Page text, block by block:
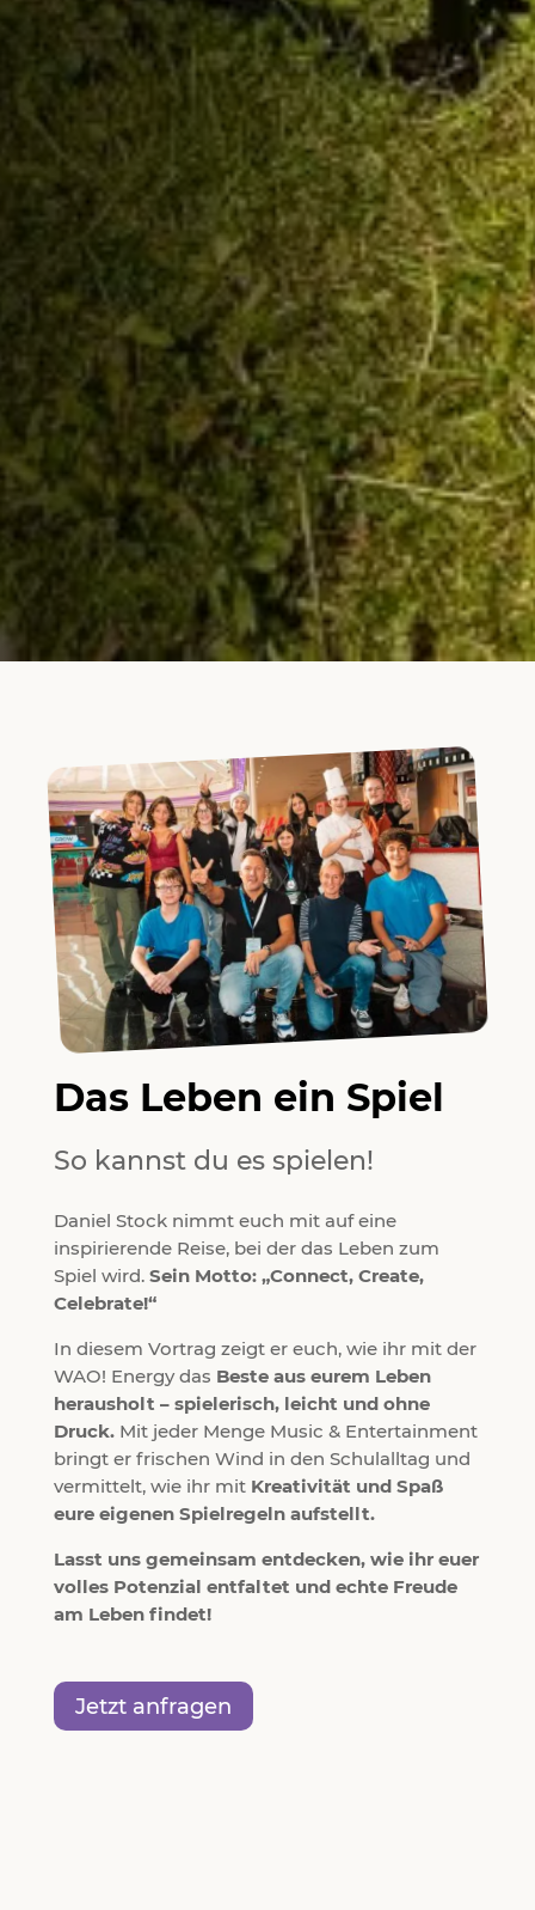
Das Leben ein Spiel
So kannst du es spielen!
Daniel Stock nimmt euch mit auf eine
inspirierende Reise, bei der das Leben zum
Spiel wird. Sein Motto: „Connect, Create,
Celebrate!“
In diesem Vortrag zeigt er euch, wie ihr mit der
WAO! Energy das Beste aus eurem Leben
herausholt – spielerisch, leicht und ohne
Druck.Mit jeder Menge Music & Entertainment
bringt er frischen Wind in den Schulalltag und
vermittelt, wie ihr mit Kreativität und Spaß
eure eigenen Spielregeln aufstellt.
Lasst uns gemeinsam entdecken, wie ihr euer
volles Potenzial entfaltet und echte Freude
am Leben findet!
Jetzt anfragen